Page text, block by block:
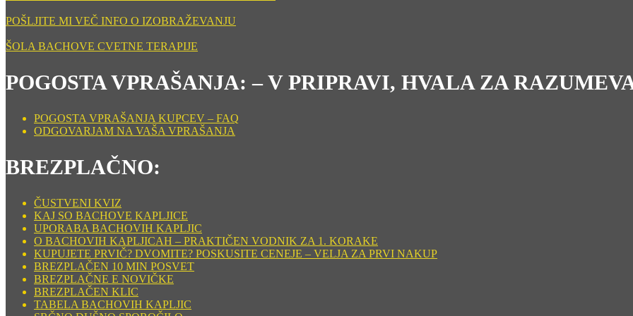
POŠLJITE MI VEČ INFO O IZOBRAŽEVANJU
ŠOLA BACHOVE CVETNE TERAPIJE
POGOSTA VPRAŠANJA: – V PRIPRAVI, HVALA ZA
POGOSTA VPRAŠANJA KUPCEV – FAQ
ODGOVARJAM NA VAŠA VPRAŠANJA
BREZPLAČNO:
ČUSTVENI KVIZ
KAJ SO BACHOVE KAPLJICE
UPORABA BACHOVIH KAPLJIC
O BACHOVIH KAPLJICAH – PRAKTIČEN VODNIK ZA 1. KORAKE
KUPUJETE PRVIČ? DVOMITE? POSKUSITE CENEJE – VELJA ZA PRVI NAKUP
BREZPLAČEN 10 MIN POSVET
BREZPLAČNE E NOVIČKE
BREZPLAČEN KLIC
TABELA BACHOVIH KAPLJIC